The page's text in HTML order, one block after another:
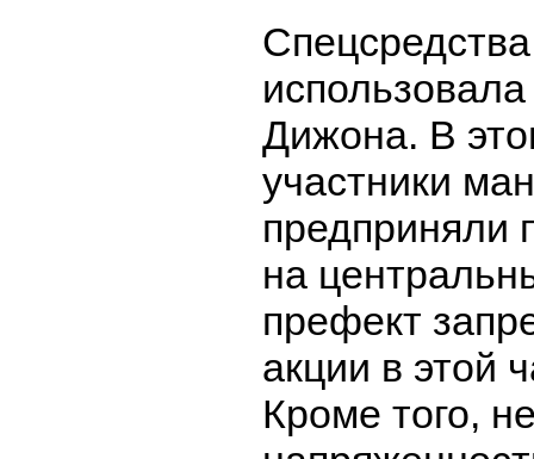
Дижона. В
участники
предприняли
на
префект
акции в этой
Кроме того,